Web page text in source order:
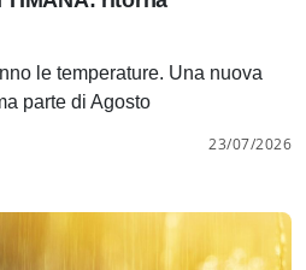
le temperature. Una nuova
parte di Agosto
23/07/2026